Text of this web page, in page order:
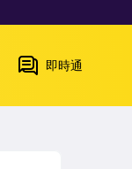
即時通